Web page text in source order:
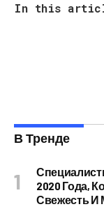
In this
В Тренде
2020 Года,
Свежесть И